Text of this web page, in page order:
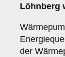
Löhnberg
der